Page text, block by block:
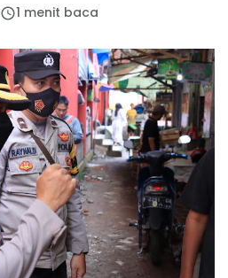
1 menit baca